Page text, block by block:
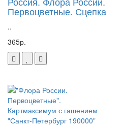
Первоцветные. Сцепка
..
365р.